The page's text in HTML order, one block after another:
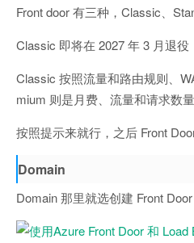
Front door 有三种，Classic、
Classic 即将在 2027 年 3 月退役
Classic 按照流量和路由规则、
mium 则是月费、流量和请求数量
按照提示来就行，之后 Front
Domain
Domain 那里就选创建 Front